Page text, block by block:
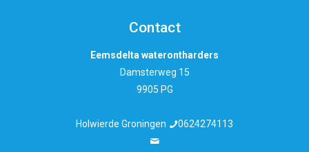
Contact
Eemsdelta waterontharders
Damsterweg 15
9905 PG
Holwierde Groningen 0624274113